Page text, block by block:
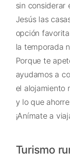
sin considerar
Jesús las
opción
la temporada
Porque te
ayudamos a
el alojamiento
y lo que
¡Anímate a
Turismo